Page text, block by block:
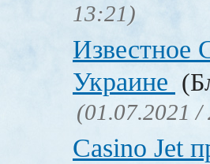
13:21)
Известное
Украине
(01.07.2021 /
Сasino Jet